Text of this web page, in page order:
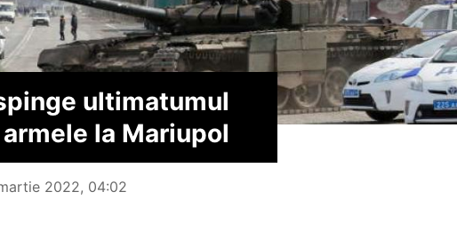
ultimatumul
la Mariupol
2022, 04:02